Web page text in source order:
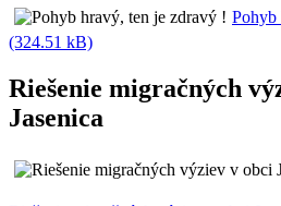
Pohyb
(324.51 kB)
Riešenie migračných
Jasenica